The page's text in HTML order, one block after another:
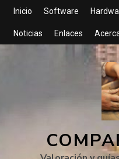
Inicio Software
Noticias Enlaces